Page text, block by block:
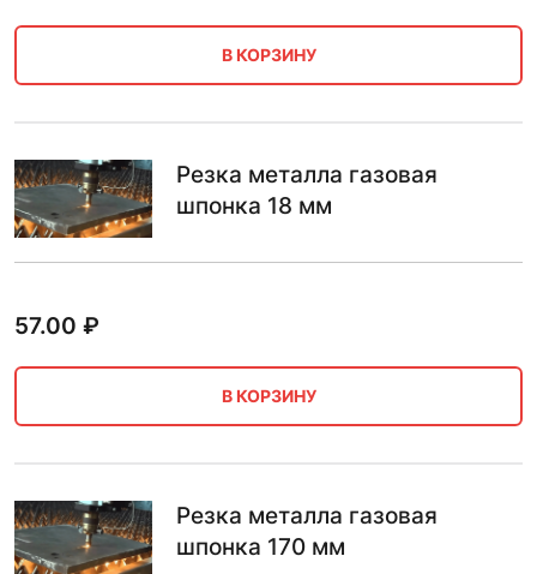
В КОРЗИНУ
Резка металла газовая
шпонка 18 мм
57.00 ₽
В КОРЗИНУ
Резка металла газовая
шпонка 170 мм